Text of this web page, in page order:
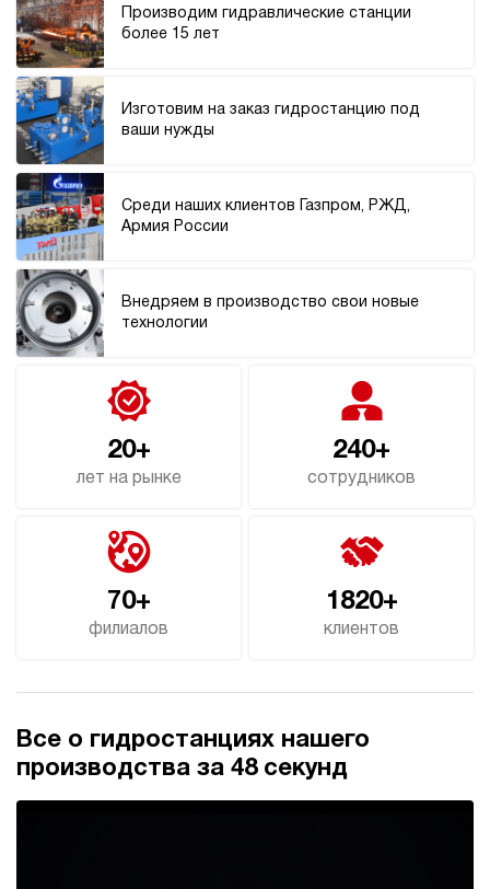
Производим гидравлические станции
более 15 лет
Изготовим на заказ гидростанцию под
ваши нужды
Среди наших клиентов Газпром, РЖД,
Армия России
Внедряем в производство свои новые
технологии
20+
лет на рынке
240+
сотрудников
70+
филиалов
1820+
клиентов
Все о гидростанциях нашего
производства за 48 секунд